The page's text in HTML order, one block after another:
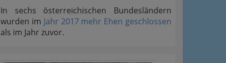
In sechs österreichischen Bundesländern
wurden im Jahr 2017 mehr Ehen geschlossen
als im Jahr zuvor.